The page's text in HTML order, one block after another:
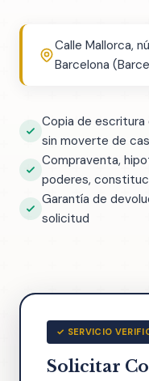
Calle Mallorca,
Barcelona
Copia de escritura
sin moverte de
Compraventa,
poderes,
Garantía de
solicitud
✓ SERVICIO
Solicitar